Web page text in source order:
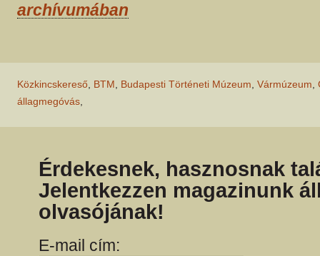
archívumában
Közkincskereső, BTM, Budapesti Történeti Múzeum, Vármúzeum,
állagmegóvás,
Érdekesnek, hasznosnak
Jelentkezzen magazinunk
olvasójának!
E-mail cím: